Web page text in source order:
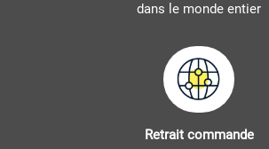
dans le monde entier
Retrait commande